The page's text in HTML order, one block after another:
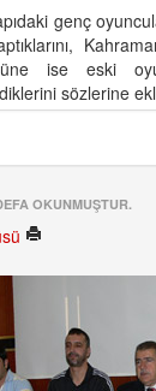
genç
ise eski
sözlerine
OKUNMUŞTUR.